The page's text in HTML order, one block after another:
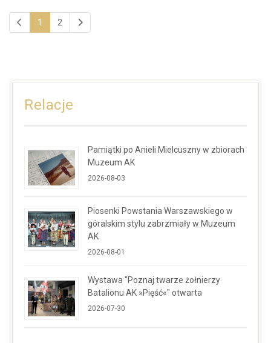
1 2
Relacje
Pamiątki po Anieli Mielcuszny w zbiorach
Muzeum AK
2026-08-03
Piosenki Powstania Warszawskiego w
góralskim stylu zabrzmiały w Muzeum
AK
2026-08-01
Wystawa "Poznaj twarze żołnierzy
Batalionu AK »Pięść«" otwarta
2026-07-30